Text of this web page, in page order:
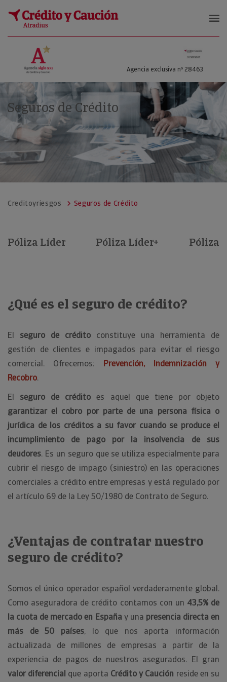
Crédito y Riesgos
Agencia exclusiva nº 28463
Seguros de Crédito
Creditoyriesgos Seguros de Crédito
Póliza Líder Póliza Líder+ Póliza
¿Qué es el seguro de crédito?
El seguro de crédito constituye una herramienta de
gestión de clientes e impagados para evitar el riesgo
comercial. Ofrecemos: Prevención, Indemnización y
Recobro.
El seguro de crédito es aquel que tiene por objeto
garantizar el cobro por parte de una persona física o
jurídica de los créditos a su favor cuando se produce el
incumplimiento de pago por la insolvencia de sus
deudores. Es un seguro que se utiliza especialmente para
cubrir el riesgo de impago (siniestro) en las operaciones
comerciales a crédito entre empresas y está regulado por
el artículo 69 de la Ley 50/1980 de Contrato de Seguro.
¿Ventajas de contratar nuestro
seguro de crédito?
Somos el único operador español verdaderamente global.
Como aseguradora de crédito contamos con un 43,5% de
la cuota de mercado en España y una presencia directa en
más de 50 países, lo que nos aporta información
actualizada de millones de empresas a partir de la
experiencia de pagos de nuestros asegurados. El gran
valor diferencial que aporta Crédito y Caución reside en su